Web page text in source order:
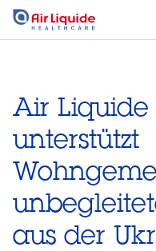
Zum
Hauptinhalt
Air Liquide
unterstützt
aus der